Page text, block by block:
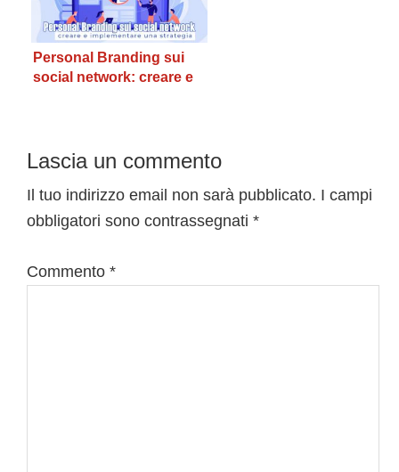
Personal Branding sui
social network: creare e
Interazioni
del
lettore
Lascia un commento
Il tuo indirizzo email non sarà pubblicato. I campi
obbligatori sono contrassegnati *
Commento *